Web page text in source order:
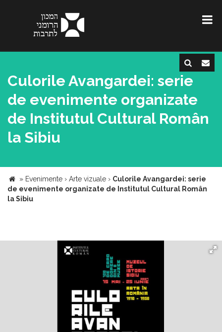
Culorile Avangardei: serie
de evenimente organizate
de Institutul Cultural Român
la Sibiu
» Evenimente › Arte vizuale › Culorile Avangardei: serie
de evenimente organizate de Institutul Cultural Român
la Sibiu